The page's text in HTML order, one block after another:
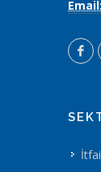
Email: